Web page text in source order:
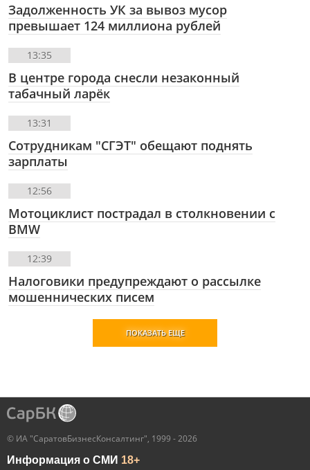
Задолженность УК за вывоз мусор
превышает 124 миллиона рублей
13:35
В центре города снесли незаконный
табачный ларёк
13:31
Сотрудникам "СГЭТ" обещают поднять
зарплаты
12:56
Мотоциклист пострадал в столкновении с
BMW
12:39
Налоговики предупреждают о рассылке
мошеннических писем
ПОКАЗАТЬ ЕЩЕ
© ИА "СаратовБизнесКонсалтинг", 1999 - 2026
Информация о СМИ 18+